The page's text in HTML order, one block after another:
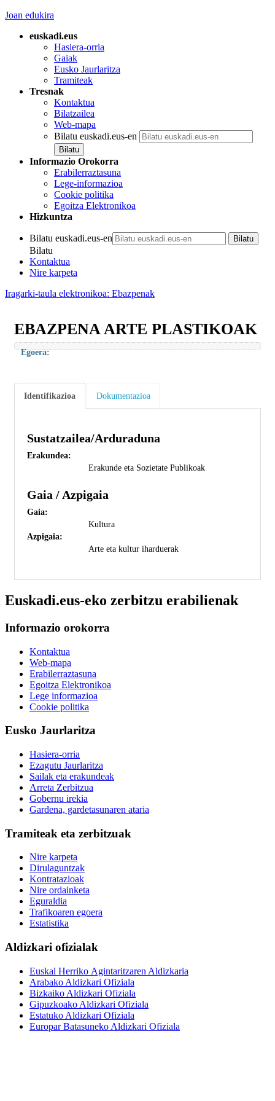
Joan edukira
euskadi.eus
Hasiera-orria
Gaiak
Eusko Jaurlaritza
Tramiteak
Tresnak
Kontaktua
Bilatzailea
Web-mapa
Bilatu euskadi.eus-en
Informazio Orokorra
Erabilerraztasuna
Lege-informazioa
Cookie politika
Egoitza Elektronikoa
Hizkuntza
Bilatu euskadi.eus-en
Bilatu
Kontaktua
Nire karpeta
Iragarki-taula elektronikoa: Ebazpenak
EBAZPENA ARTE PLASTIKOAK
Egoera:
Identifikazioa Dokumentazioa
Sustatzailea/Arduraduna
Erakundea:
Erakunde eta Sozietate Publikoak
Gaia / Azpigaia
Gaia:
Kultura
Azpigaia:
Arte eta kultur iharduerak
Euskadi.eus-eko zerbitzu erabilienak
Informazio orokorra
Kontaktua
Web-mapa
Erabilerraztasuna
Egoitza Elektronikoa
Lege informazioa
Cookie politika
Eusko Jaurlaritza
Hasiera-orria
Ezagutu Jaurlaritza
Sailak eta erakundeak
Arreta Zerbitzua
Gobernu irekia
Gardena, gardetasunaren ataria
Tramiteak eta zerbitzuak
Nire karpeta
Dirulaguntzak
Kontratazioak
Nire ordainketa
Eguraldia
Trafikoaren egoera
Estatistika
Aldizkari ofizialak
Euskal Herriko Agintaritzaren Aldizkaria
Arabako Aldizkari Ofiziala
Bizkaiko Aldizkari Ofiziala
Gipuzkoako Aldizkari Ofiziala
Estatuko Aldizkari Ofiziala
Europar Batasuneko Aldizkari Ofiziala